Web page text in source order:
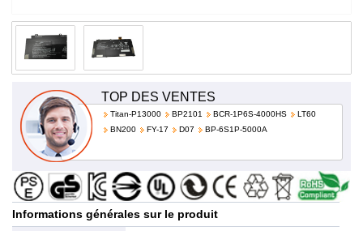
TOP DES VENTES
Titan-P13000 BP2101 BCR-1P6S-4000HS
LT60
BN200
FY-17 D07 BP-6S1P-5000A
Informations générales sur le produit